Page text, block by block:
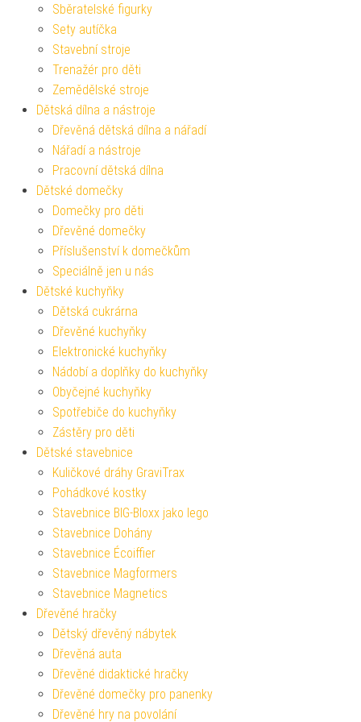
Sběratelské figurky
Sety autíčka
Stavební stroje
Trenažér pro děti
Zemědělské stroje
Dětská dílna a nástroje
Dřevěná dětská dílna a nářadí
Nářadí a nástroje
Pracovní dětská dílna
Dětské domečky
Domečky pro děti
Dřevěné domečky
Příslušenství k domečkům
Speciálně jen u nás
Dětské kuchyňky
Dětská cukrárna
Dřevěné kuchyňky
Elektronické kuchyňky
Nádobí a doplňky do kuchyňky
Obyčejné kuchyňky
Spotřebiče do kuchyňky
Zástěry pro děti
Dětské stavebnice
Kuličkové dráhy GraviTrax
Pohádkové kostky
Stavebnice BIG-Bloxx jako lego
Stavebnice Dohány
Stavebnice Écoiffier
Stavebnice Magformers
Stavebnice Magnetics
Dřevěné hračky
Dětský dřevěný nábytek
Dřevěná auta
Dřevěné didaktické hračky
Dřevěné domečky pro panenky
Dřevěné hry na povolání